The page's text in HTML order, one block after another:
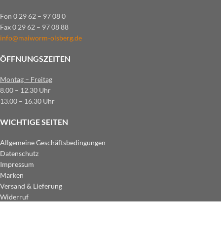
Fon 0 29 62 – 97 08 0
Fax 0 29 62 – 97 08 88
info@maiworm-olsberg.de
ÖFFNUNGSZEITEN
Montag – Freitag
8.00 – 12.30 Uhr
13.00 – 16.30 Uhr
WICHTIGE SEITEN
Allgemeine Geschäftsbedingungen
Datenschutz
Impressum
Marken
Versand & Lieferung
Widerruf